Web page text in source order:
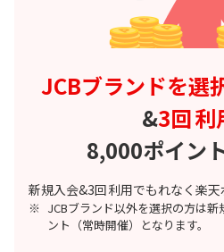
JCBブランドを選
&3回利
8,000ポイン
新規入会&3回利用でもれなく楽天
JCBブランド以外を選択の方は
ント（常時開催）となります。